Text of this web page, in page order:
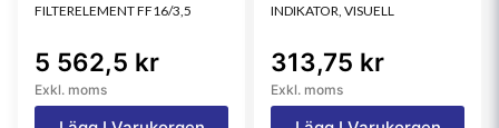
FILTERELEMENT FF16/3,5
5 562,5 kr
Exkl. moms
INDIKATOR, VISUELL
313,75 kr
Exkl. moms